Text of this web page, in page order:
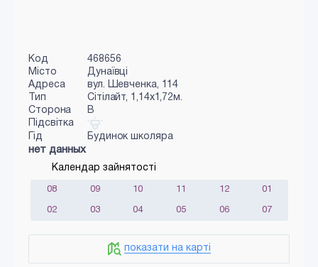
Код
468656
Місто
Дунаївці
Адреса
вул. Шевченка, 114
Тип
Сiтiлайт, 1,14х1,72м.
Сторона
B
Підсвітка
Гід
Будинок школяра
нет данных
Календар зайнятості
08 09 10 11 12 01
02 03 04 05 06 07
показати на карті